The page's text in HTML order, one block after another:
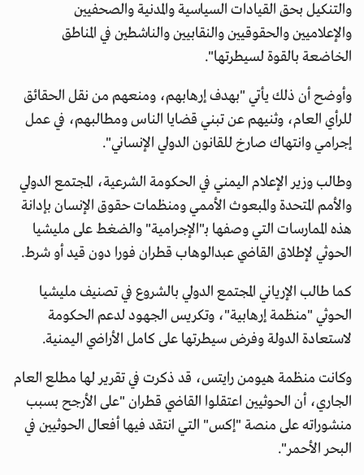
والتنكيل بحق القيادات السياسية والمدنية والصحفيين
والإعلاميين والحقوقيين والنقابيين والناشطين في المناطق
الخاضعة بالقوة لسيطرتها".
وأوضح أن ذلك يأتي "بهدف إرهابهم، ومنعهم من نقل الحقائق
للرأي العام، وثنيهم عن تبني قضايا الناس ومطالبهم، في عمل
إجرامي وانتهاك صارخ للقانون الدولي الإنساني".
وطالب وزير الإعلام اليمني في الحكومة الشرعية، المجتمع الدولي
والأمم المتحدة والمبعوث الأممي ومنظمات حقوق الإنسان بإدانة
هذه الممارسات التي وصفها بـ"الإجرامية" والضغط على مليشيا
الحوثي لإطلاق القاضي عبدالوهاب قطران فورا دون قيد أو شرط.
كما طالب الإرياني المجتمع الدولي بالشروع في تصنيف مليشيا
الحوثي "منظمة إرهابية"، وتكريس الجهود لدعم الحكومة
لاستعادة الدولة وفرض سيطرتها على كامل الأراضي اليمنية.
وكانت منظمة هيومن رايتس، قد ذكرت في تقرير لها مطلع العام
الجاري، أن الحوثيين اعتقلوا القاضي قطران "على الأرجح بسبب
منشوراته على منصة "إكس" التي انتقد فيها أفعال الحوثيين في
البحر الأحمر".